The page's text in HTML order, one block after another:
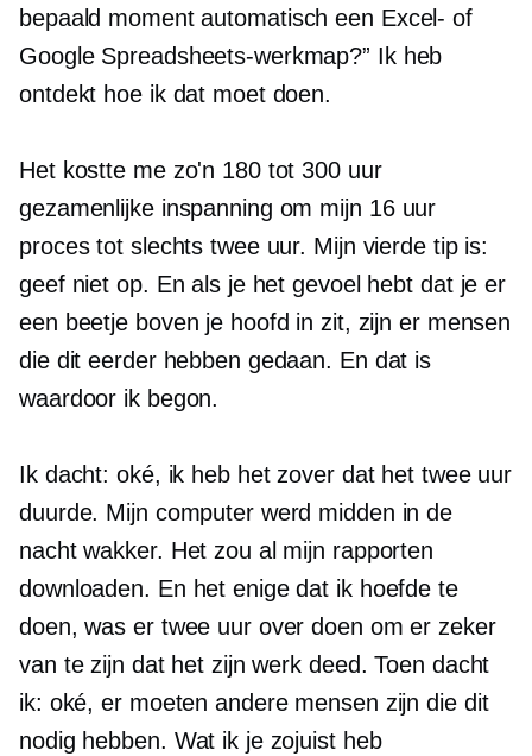
bepaald moment automatisch een Excel- of
Google Spreadsheets-werkmap?” Ik heb
ontdekt hoe ik dat moet doen.
Het kostte me zo'n 180 tot 300 uur
gezamenlijke inspanning om mijn 16 uur
proces tot slechts twee uur. Mijn vierde tip is:
geef niet op. En als je het gevoel hebt dat je er
een beetje boven je hoofd in zit, zijn er mensen
die dit eerder hebben gedaan. En dat is
waardoor ik begon.
Ik dacht: oké, ik heb het zover dat het twee uur
duurde. Mijn computer werd midden in de
nacht wakker. Het zou al mijn rapporten
downloaden. En het enige dat ik hoefde te
doen, was er twee uur over doen om er zeker
van te zijn dat het zijn werk deed. Toen dacht
ik: oké, er moeten andere mensen zijn die dit
nodig hebben. Wat ik je zojuist heb